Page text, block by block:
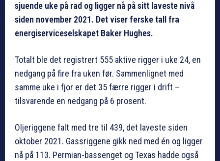
sjuende uke på rad og ligger nå på sitt laveste nivå
siden november 2021. Det viser ferske tall fra
energiserviceselskapet Baker Hughes.
Totalt ble det registrert 555 aktive rigger i uke 24, en
nedgang på fire fra uken før. Sammenlignet med
samme uke i fjor er det 35 færre rigger i drift –
tilsvarende en nedgang på 6 prosent.
Oljeriggene falt med tre til 439, det laveste siden
oktober 2021. Gassriggene gikk ned med én og ligger
nå på 113. Permian-bassenget og Texas hadde også